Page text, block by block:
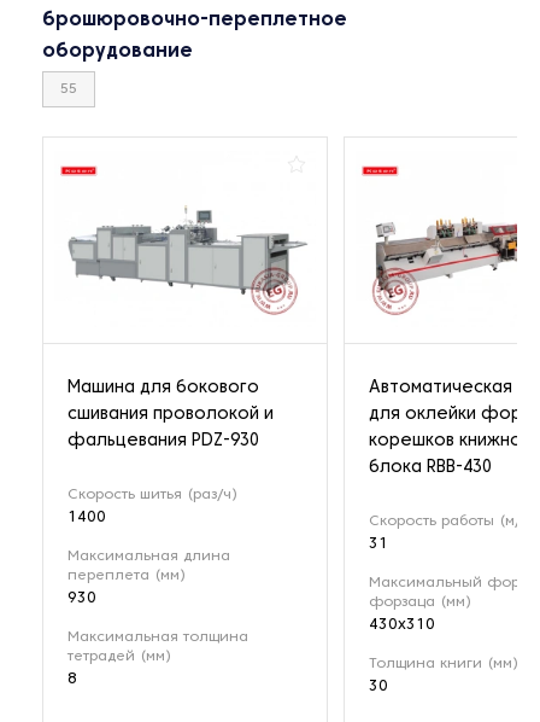
брошюровочно-переплетное
оборудование
55
Машина для бокового
сшивания проволокой и
фальцевания PDZ-930
Скорость шитья (раз/ч)
1400
Максимальная длина
переплета (мм)
930
Максимальная толщина
тетрадей (мм)
8
Автоматическая
для оклейки
корешков книжного
блока RBB-430
Скорость работы (м/
31
Максимальный
форзаца (мм)
430x310
Толщина книги (мм)
30